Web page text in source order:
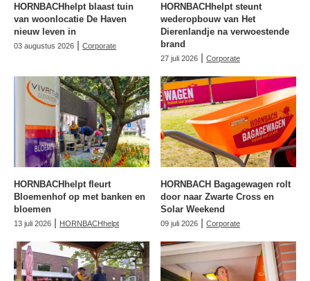
HORNBACHhelpt blaast tuin
van woonlocatie De Haven
nieuw leven in
03 augustus 2026 | Corporate
HORNBACHhelpt steunt
wederopbouw van Het
Dierenlandje na verwoestende
brand
27 juli 2026 | Corporate
HORNBACHhelpt fleurt
Bloemenhof op met banken en
bloemen
13 juli 2026 | HORNBACHhelpt
HORNBACH Bagagewagen rolt
door naar Zwarte Cross en
Solar Weekend
09 juli 2026 | Corporate